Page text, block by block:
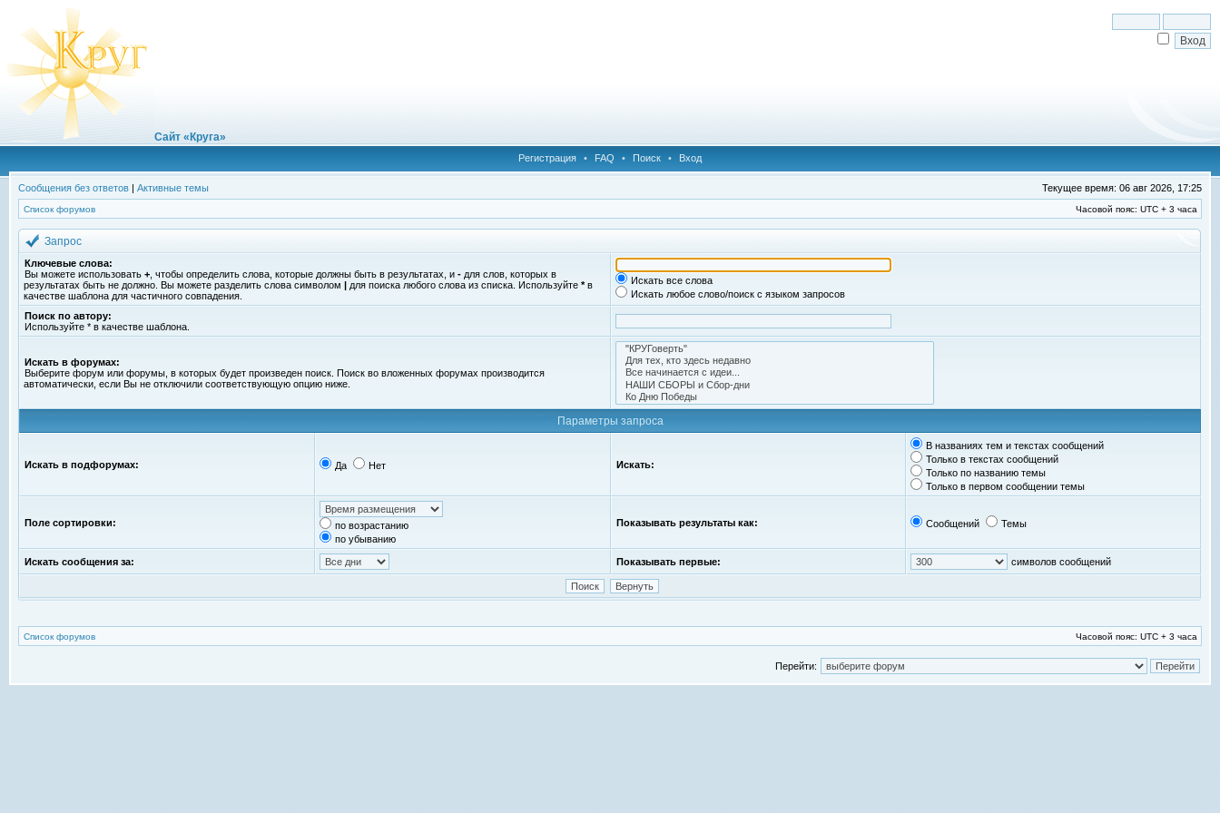
Сайт «Круга»
Регистрация • FAQ • Поиск • Вход
Сообщения без ответов | Активные темы Текущее время: 06 авг 2026, 17:25
Список форумов Часовой пояс: UTC + 3 часа
Запрос
Ключевые слова:
Вы можете использовать + , чтобы определить слова, которые должны быть в результатах, и - для слов, которых в
результатах быть не должно. Вы можете разделить слова символом | для поиска любого слова из списка. Используйте *в
качестве шаблона для частичного совпадения.
Искать все слова
Искать любое слово/поиск с языком запросов
Поиск по автору:
Используйте * в качестве шаблона.
Искать в форумах:
Выберите форум или форумы, в которых будет произведен поиск. Поиск во вложенных форумах производится
автоматически, если Вы не отключили соответствующую опцию ниже.
Параметры запроса
Искать в подфорумах: Да Нет Искать:
В названиях тем и текстах сообщений
Только в текстах сообщений
Только по названию темы
Только в первом сообщении темы
Поле сортировки:
по возрастанию
по убыванию
Показывать результаты как: Сообщений Темы
Искать сообщения за: Показывать первые: символов сообщений
Список форумов Часовой пояс: UTC + 3 часа
Перейти: